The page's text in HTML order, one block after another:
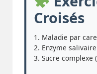
Croisés
1. Maladie par
2. Enzyme
3. Sucre complexe